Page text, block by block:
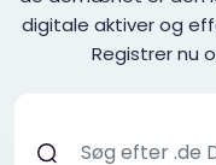
digitale aktiver og
Registrer nu